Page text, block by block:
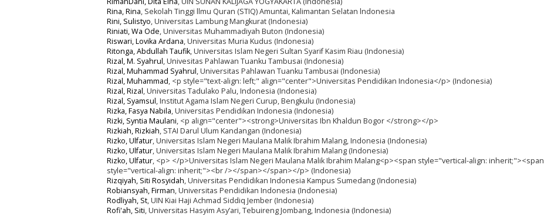
Rina, Rina, Sekolah Tinggi llmu Quran (STIQ) Amuntai, Kalimantan Selatan lndonesia
Rini, Sulistyo, Universitas Lambung Mangkurat (Indonesia)
Riniati, Wa Ode, Universitas Muhammadiyah Buton (Indonesia)
Riswari, Lovika Ardana, Universitas Muria Kudus (Indonesia)
Ritonga, Abdullah Taufik, Universitas Islam Negeri Sultan Syarif Kasim Riau (Indonesia)
Rizal, M. Syahrul, Univesitas Pahlawan Tuanku Tambusai (Indonesia)
Rizal, Muhammad Syahrul, Universitas Pahlawan Tuanku Tambusai (Indonesia)
Rizal, Muhammad, <p style="text-align: left;" align="center">Universitas Pendidikan Indonesia</p> (Indonesia)
Rizal, Rizal, Universitas Tadulako Palu, Indonesia (Indonesia)
Rizal, Syamsul, Institut Agama Islam Negeri Curup, Bengkulu (Indonesia)
Rizka, Fasya Nabila, Universitas Pendidikan Indonesia (Indonesia)
Rizki, Syntia Maulani, <p align="center"><strong>Universitas Ibn Khaldun Bogor </strong></p>
Rizkiah, Rizkiah, STAI Darul Ulum Kandangan (Indonesia)
Rizko, Ulfatur, Universitas Islam Negeri Maulana Malik Ibrahim Malang, Indonesia (Indonesia)
Rizko, Ulfatur, Universitas Islam Negeri Maulana Malik Ibrahim Malang (Indonesia)
Rizko, Ulfatur, <p> </p>Universitas Islam Negeri Maulana Malik Ibrahim Malang<p><span style="vertical-align: inherit;"><span
style="vertical-align: inherit;"><br /></span></span></p> (Indonesia)
Rizqiyah, Siti Rosyidah, Universitas Pendidikan Indonesia Kampus Sumedang (Indonesia)
Robiansyah, Firman, Universitas Pendidikan Indonesia (Indonesia)
Rodliyah, St, UIN Kiai Haji Achmad Siddiq Jember (Indonesia)
Rofi'ah, Siti, Universitas Hasyim Asy’ari, Tebuireng Jombang, Indonesia (Indonesia)